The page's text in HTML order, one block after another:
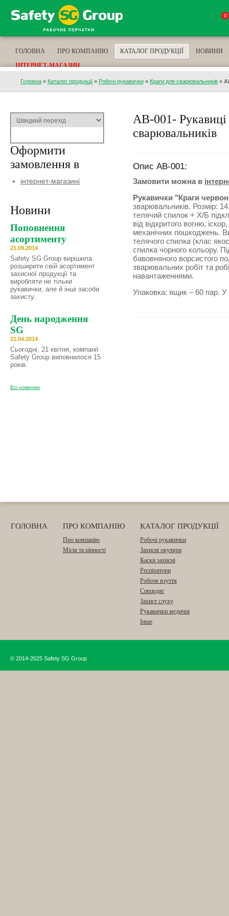
0
ГОЛОВНА ПРО КОМПАНІЮ КАТАЛОГ ПРОДУКЦІЇ
НОВИНИ
ІНТЕРНЕТ-МАГАЗИН
Головна » Каталог продукції » Робочі рукавички » Краги для сварювальників »
Оформити
замовлення в
інтернет-магазині
Новини
Поповнення
асортименту
21.09.2014
Safety SG Group вирішила
розширити свій асортимент
захисної продукції та
виробляти не тільки
рукавички, але й інші засоби
захисту.
День народження
SG
21.04.2014
Сьогодні, 21 квітня, компанії
Safety Group виповнилося 15
років.
Всі новинии
AB-001-
сварювальників
Опис AB-001:
Замовити можна в
Рукавички "Краги
зварювальників. Розмір:
телячий спилок + Х/Б
від відкритого вогню,
механічних пошкоджень.
телячого спилка (клас
спилка чорного кольору.
бавовняного ворсистого
зварювальних робіт та
навантаженнями.
Упаковка: ящик – 60 пар.
ГОЛОВНА ПРО КОМПАНІЮ
Про компанію
Місія та цінності
КАТАЛОГ ПРОДУКЦІЇ
Робочі рукавички
Захисні окуляри
Каски захисні
Респіратори
Робоче взуття
Спецодяг
Захист слуху
Рукавички медичні
Інше
© 2014-2025 Safety SG Group